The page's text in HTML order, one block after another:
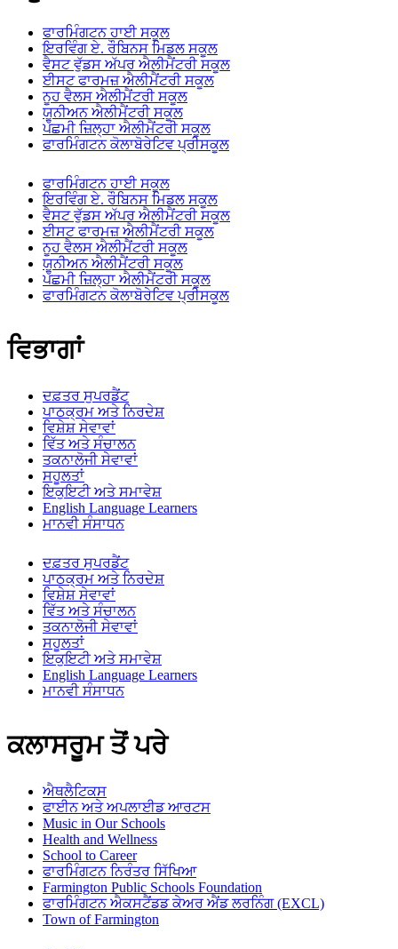
ਫਾਰਮਿੰਗਟਨ ਹਾਈ ਸਕੂਲ
ਇਰਵਿੰਗ ਏ. ਰੌਬਿਨਸ ਮਿਡਲ ਸਕੂਲ
ਵੈਸਟ ਵੁੱਡਸ ਅੱਪਰ ਐਲੀਮੈਂਟਰੀ ਸਕੂਲ
ਈਸਟ ਫਾਰਮਜ਼ ਐਲੀਮੈਂਟਰੀ ਸਕੂਲ
ਨੂਹ ਵੈਲਸ ਐਲੀਮੈਂਟਰੀ ਸਕੂਲ
ਯੂਨੀਅਨ ਐਲੀਮੈਂਟਰੀ ਸਕੂਲ
ਪੱਛਮੀ ਜ਼ਿਲ੍ਹਾ ਐਲੀਮੈਂਟਰੀ ਸਕੂਲ
ਫਾਰਮਿੰਗਟਨ ਕੋਲਾਬੋਰੇਟਿਵ ਪ੍ਰੀਸਕੂਲ
ਫਾਰਮਿੰਗਟਨ ਹਾਈ ਸਕੂਲ
ਇਰਵਿੰਗ ਏ. ਰੌਬਿਨਸ ਮਿਡਲ ਸਕੂਲ
ਵੈਸਟ ਵੁੱਡਸ ਅੱਪਰ ਐਲੀਮੈਂਟਰੀ ਸਕੂਲ
ਈਸਟ ਫਾਰਮਜ਼ ਐਲੀਮੈਂਟਰੀ ਸਕੂਲ
ਨੂਹ ਵੈਲਸ ਐਲੀਮੈਂਟਰੀ ਸਕੂਲ
ਯੂਨੀਅਨ ਐਲੀਮੈਂਟਰੀ ਸਕੂਲ
ਪੱਛਮੀ ਜ਼ਿਲ੍ਹਾ ਐਲੀਮੈਂਟਰੀ ਸਕੂਲ
ਫਾਰਮਿੰਗਟਨ ਕੋਲਾਬੋਰੇਟਿਵ ਪ੍ਰੀਸਕੂਲ
ਵਿਭਾਗਾਂ
ਦਫ਼ਤਰ ਸੁਪਰਡੈਂਟ
ਪਾਠਕ੍ਰਮ ਅਤੇ ਨਿਰਦੇਸ਼
ਵਿਸ਼ੇਸ਼ ਸੇਵਾਵਾਂ
ਵਿੱਤ ਅਤੇ ਸੰਚਾਲਨ
ਤਕਨਾਲੋਜੀ ਸੇਵਾਵਾਂ
ਸਹੂਲਤਾਂ
ਇਕੁਇਟੀ ਅਤੇ ਸਮਾਵੇਸ਼
English Language Learners
ਮਾਨਵੀ ਸੰਸਾਧਨ
ਦਫ਼ਤਰ ਸੁਪਰਡੈਂਟ
ਪਾਠਕ੍ਰਮ ਅਤੇ ਨਿਰਦੇਸ਼
ਵਿਸ਼ੇਸ਼ ਸੇਵਾਵਾਂ
ਵਿੱਤ ਅਤੇ ਸੰਚਾਲਨ
ਤਕਨਾਲੋਜੀ ਸੇਵਾਵਾਂ
ਸਹੂਲਤਾਂ
ਇਕੁਇਟੀ ਅਤੇ ਸਮਾਵੇਸ਼
English Language Learners
ਮਾਨਵੀ ਸੰਸਾਧਨ
ਕਲਾਸਰੂਮ ਤੋਂ ਪਰੇ
ਐਥਲੈਟਿਕਸ
ਫਾਈਨ ਅਤੇ ਅਪਲਾਈਡ ਆਰਟਸ
Music in Our Schools
Health and Wellness
School to Career
ਫਾਰਮਿੰਗਟਨ ਨਿਰੰਤਰ ਸਿੱਖਿਆ
Farmington Public Schools Foundation
ਫਾਰਮਿੰਗਟਨ ਐਕਸਟੈਂਡਡ ਕੇਅਰ ਐਂਡ ਲਰਨਿੰਗ (EXCL)
Town of Farmington